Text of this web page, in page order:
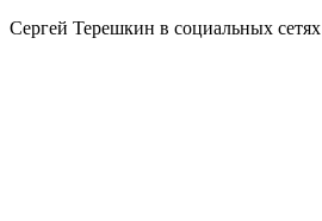
Сергей Терешкин в социальных сетях